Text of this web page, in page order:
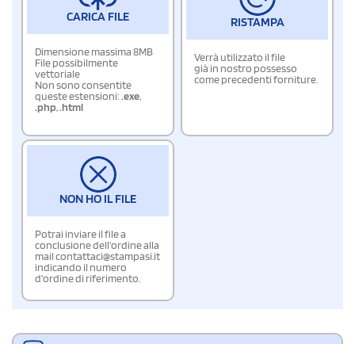
CARICA FILE
Dimensione massima 8MB
File possibilmente
vettoriale
Non sono consentite
queste estensioni:.exe,
.php,.html
RISTAMPA
Verrà utilizzato il file
già in nostro possesso
come precedenti forniture.
NON HO IL FILE
Potrai inviare il file a
conclusione dell'ordine alla
mail contattaci@stampasi.it
indicando il numero
d'ordine di riferimento.